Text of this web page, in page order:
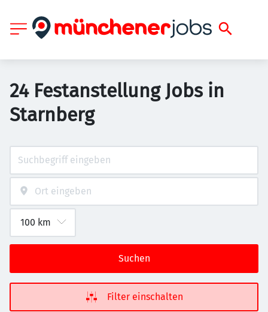
24 Festanstellung Jobs in
Starnberg
Suchen
Filter einschalten